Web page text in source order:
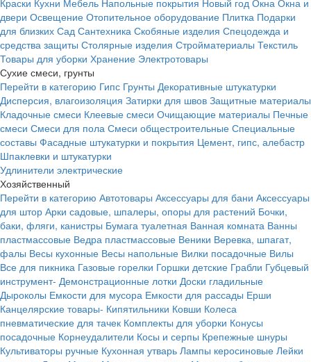
Краски Кухни Мебель Напольные покрытия Новый год Окна Окна и
двери Освещение Отопительное оборудование Плитка Подарки
для близких Сад Сантехника Скобяные изделия Спецодежда и
средства защиты Столярные изделия Стройматериалы Текстиль
Товары для уборки Хранение Электротовары
Сухие смеси, грунты
Перейти в категорию Гипс Грунты Декоративные штукатурки
Дисперсия, влагоизоляция Затирки для швов Защитные материалы
Кладочные смеси Клеевые смеси Очищающие материалы Печные
смеси Смеси для пола Смеси общестроительные Специальные
составы Фасадные штукатурки и покрытия Цемент, гипс, алебастр
Шпаклевки и штукатурки
Удлинители электрические
Хозяйственный
Перейти в категорию Автотовары Аксессуары для бани Аксессуары
для штор Арки садовые, шпалеры, опоры для растений Бочки,
баки, фляги, канистры Бумага туалетная Ванная комната Ванны
пластмассовые Ведра пластмассовые Веники Веревка, шпагат,
фалы Весы кухонные Весы напольные Вилки посадочные Вилы
Все для пикника Газовые горелки Горшки детские Грабли Губцевый
инструмент- Демонстрационные лотки Доски гладильные
Дыроколы Емкости для мусора Емкости для рассады Ерши
Канцелярские товары- Кипятильники Ковши Колеса
пневматические для тачек Комплекты для уборки Конусы
посадочные Корнеудалители Косы и серпы Крепежные шнуры
Культиваторы ручные Кухонная утварь Лампы керосиновые Лейки